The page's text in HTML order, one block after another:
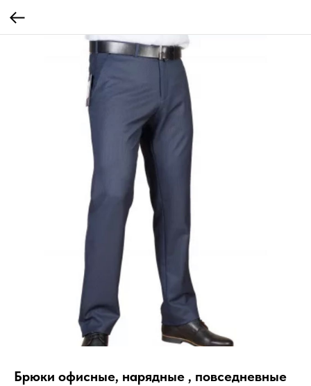
Брюки офисные, нарядные , повседневные